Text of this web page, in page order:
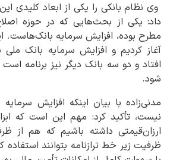
وی نظام بانکی را یکی از ابعاد کلیدی
داد: یکی از بحث‌هایی که در حوزه
مطرح بوده، افزایش سرمایه بانک‌هاست.
آغاز کردیم و افزایش سرمایه بانک ملی
افتاد و دو سه بانک دیگر نیز برنامه
شود.
مدنی‌زاده با بیان اینکه افزایش
نیست، تأکید کرد: مهم این است که
ارزان‌قیمتی داشته باشیم که هم از
ظرفیت زیر خط ترازنامه بتوانند استفاده